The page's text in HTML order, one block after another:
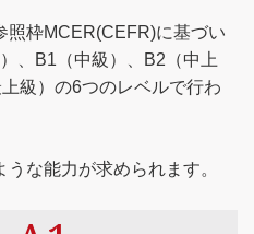
照枠MCER(CEFR)に基づい
、B1（中級）、B2（中上
級）の6つのレベルで行わ
な能力が求められます。